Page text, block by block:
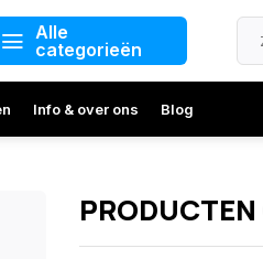
Alle
categorieën
Info & over ons Blog